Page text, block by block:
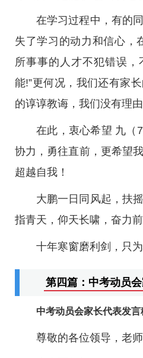
在学习过程中，有的
失了学习的动力和信心，
所事事的人才不犯错误
能!”更何况，我们还有家
的谆谆教诲，我们没有理
在此，衷心希望 九（
协力，勇往直前，更希望
超越自我！
大鹏一日同风起，扶
指青天，仰天长啸，奋力前
十年寒窗磨利剑，只
第四篇：中考动员
中考动员会家长代表发言
尊敬的各位领导，老